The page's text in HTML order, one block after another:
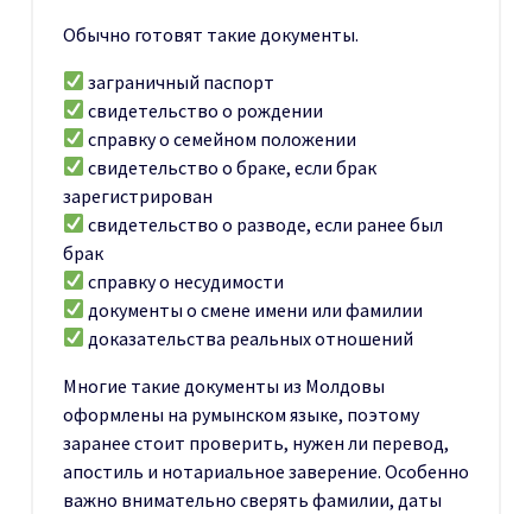
Обычно готовят такие документы.
заграничный паспорт
свидетельство о рождении
справку о семейном положении
свидетельство о браке, если брак
зарегистрирован
свидетельство о разводе, если ранее был
брак
справку о несудимости
документы о смене имени или фамилии
доказательства реальных отношений
Многие такие документы из Молдовы
оформлены на румынском языке, поэтому
заранее стоит проверить, нужен ли перевод,
апостиль и нотариальное заверение. Особенно
важно внимательно сверять фамилии, даты